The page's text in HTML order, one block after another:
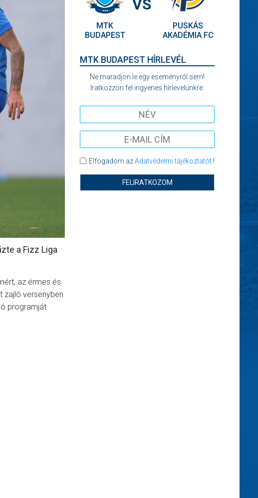
a Fizz Liga
az érmes és
zajló versenyben
programját
MTK
BUDAPEST
VS
PUSKÁS
AKADÉMIA FC
MTK BUDAPEST HÍRLEVÉL
Ne maradjon le egy eseményről sem!
Iratkozzon fel ingyenes hírlevelünkre:
Elfogadom azAdatvédelmi tájékoztatót!
FELIRATKOZOM